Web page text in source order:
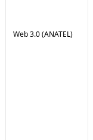
Web 3.0 (ANATEL)